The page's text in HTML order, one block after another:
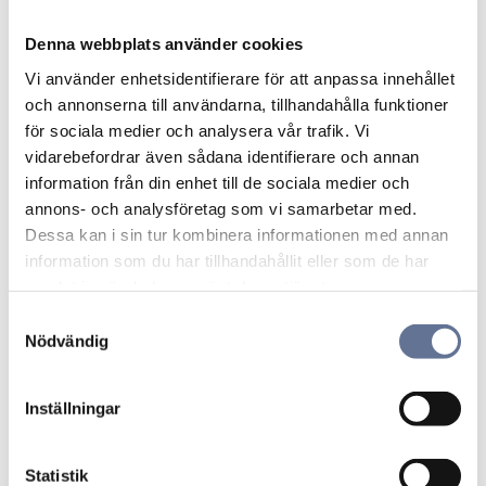
Denna webbplats använder cookies
Vi använder enhetsidentifierare för att anpassa innehållet
och annonserna till användarna, tillhandahålla funktioner
för sociala medier och analysera vår trafik. Vi
vidarebefordrar även sådana identifierare och annan
information från din enhet till de sociala medier och
annons- och analysföretag som vi samarbetar med.
Dessa kan i sin tur kombinera informationen med annan
information som du har tillhandahållit eller som de har
Nödvändig
Inställningar
Statistik
P071
10 350
kraftig 11-ARK150